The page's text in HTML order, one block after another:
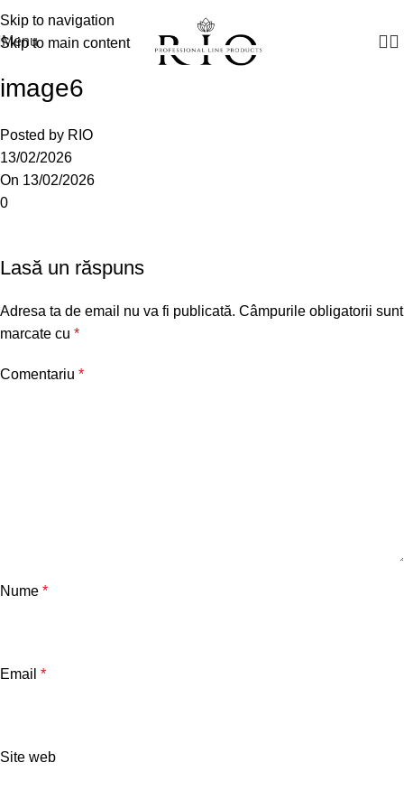
Skip to navigation
Skip to main content
Menu
image6
Posted by RIO
13/02/2026
On 13/02/2026
0
Lasă un răspuns
Adresa ta de email nu va fi publicată. Câmpurile obligatorii sunt
marcate cu *
Comentariu *
Nume *
Email *
Site web